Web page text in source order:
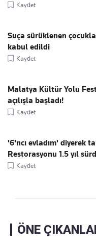
Kaydet
Suça sürüklenen
kabul edildi
Kaydet
Malatya Kültür Yolu
açılışla başladı!
Kaydet
'6'ncı evladım' diyerek
Restorasyonu 1.5 yıl
Kaydet
ÖNE